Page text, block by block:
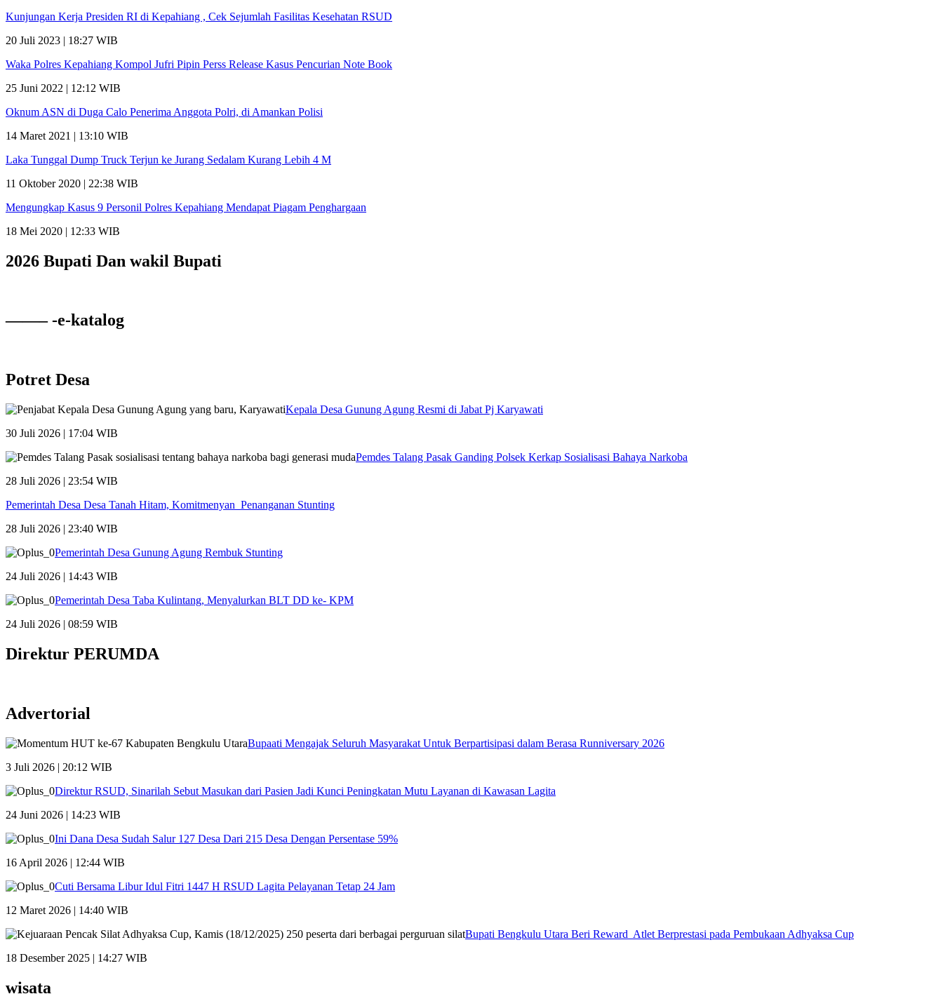
Kunjungan Kerja Presiden RI di Kepahiang , Cek Sejumlah Fasilitas Kesehatan RSUD
20 Juli 2023 | 18:27 WIB
Waka Polres Kepahiang Kompol Jufri Pipin Perss Release Kasus Pencurian Note Book
25 Juni 2022 | 12:12 WIB
Oknum ASN di Duga Calo Penerima Anggota Polri, di Amankan Polisi
14 Maret 2021 | 13:10 WIB
Laka Tunggal Dump Truck Terjun ke Jurang Sedalam Kurang Lebih 4 M
11 Oktober 2020 | 22:38 WIB
Mengungkap Kasus 9 Personil Polres Kepahiang Mendapat Piagam Penghargaan
18 Mei 2020 | 12:33 WIB
2026 Bupati Dan wakil Bupati
——– -e-katalog
Potret Desa
Kepala Desa Gunung Agung Resmi di Jabat Pj Karyawati
30 Juli 2026 | 17:04 WIB
Pemdes Talang Pasak Ganding Polsek Kerkap Sosialisasi Bahaya Narkoba
28 Juli 2026 | 23:54 WIB
Pemerintah Desa Desa Tanah Hitam, Komitmenyan Penanganan Stunting
28 Juli 2026 | 23:40 WIB
Pemerintah Desa Gunung Agung Rembuk Stunting
24 Juli 2026 | 14:43 WIB
Pemerintah Desa Taba Kulintang, Menyalurkan BLT DD ke- KPM
24 Juli 2026 | 08:59 WIB
Direktur PERUMDA
Advertorial
Bupaati Mengajak Seluruh Masyarakat Untuk Berpartisipasi dalam Berasa Runniversary 2026
3 Juli 2026 | 20:12 WIB
Direktur RSUD, Sinarilah Sebut Masukan dari Pasien Jadi Kunci Peningkatan Mutu Layanan di Kawasan Lagita
24 Juni 2026 | 14:23 WIB
Ini Dana Desa Sudah Salur 127 Desa Dari 215 Desa Dengan Persentase 59%
16 April 2026 | 12:44 WIB
Cuti Bersama Libur Idul Fitri 1447 H RSUD Lagita Pelayanan Tetap 24 Jam
12 Maret 2026 | 14:40 WIB
Bupati Bengkulu Utara Beri Reward Atlet Berprestasi pada Pembukaan Adhyaksa Cup
18 Desember 2025 | 14:27 WIB
wisata